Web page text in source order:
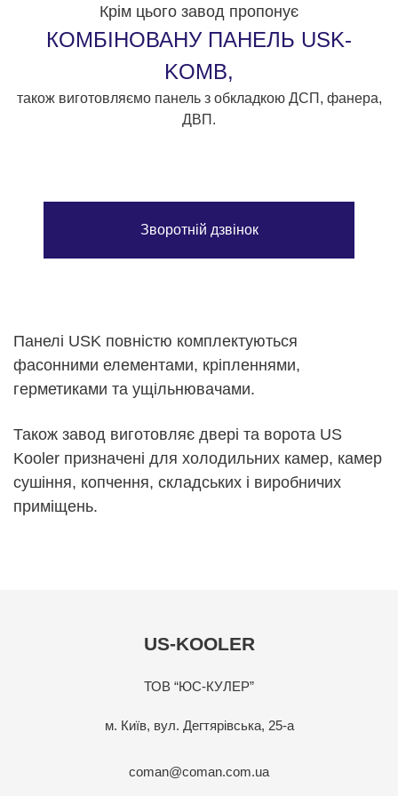
Крім цього завод пропонує
КОМБІНОВАНУ ПАНЕЛЬ USK-
KOMB,
також виготовляємо панель з обкладкою ДСП, фанера,
ДВП.
Зворотній дзвінок
Панелі USK повністю комплектуються
фасонними елементами, кріпленнями,
герметиками та ущільнювачами.
Також завод виготовляє двері та ворота US
Kooler призначені для холодильних камер, камер
сушіння, копчення, складських і виробничих
приміщень.
US-KOOLER
ТОВ “ЮС-КУЛЕР”
м. Київ, вул. Дегтярівська, 25-а
coman@coman.com.ua